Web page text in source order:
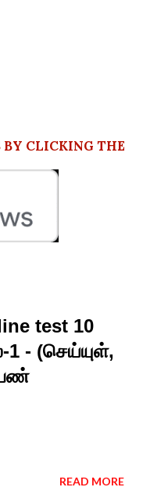
BY CLICKING THE
test 10
1 - (செய்யுள்,
READ MORE